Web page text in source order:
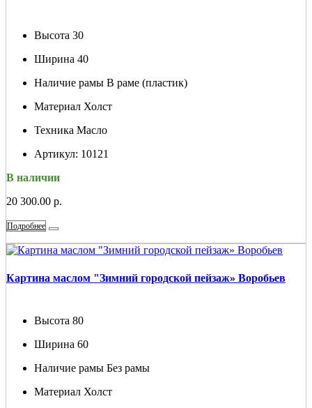
Высота 30
Ширина 40
Наличие рамы В раме (пластик)
Материал Холст
Техника Масло
Артикул: 10121
В наличии
20 300.00 р.
Подробнее
Картина маслом "Зимний городской пейзаж» Воробьев
Высота 80
Ширина 60
Наличие рамы Без рамы
Материал Холст